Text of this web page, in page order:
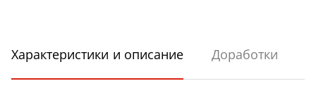
Характеристики и описание Доработки